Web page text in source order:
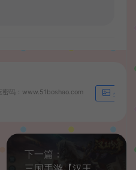
密码：www.51boshao.com 生成海
下一篇：